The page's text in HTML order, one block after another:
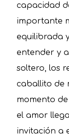
capacidad
importante
equilibrada
entender y
soltero, los
caballito de
momento
el amor
invitación a